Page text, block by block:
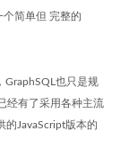
简单但 完整的
GraphSQL也只是规
经有了采用各种主流
的JavaScript版本的